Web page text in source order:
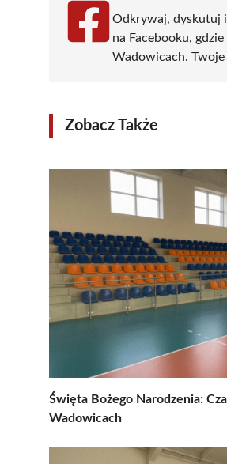
Odkrywaj, dyskutuj i
na Facebooku,
Wadowicach. Twoje
Zobacz Także
Święta Bożego Narodzenia:
Wadowicach